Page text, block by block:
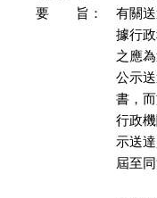
要 旨：
有關
據行
之應
公示
書，
行政
示送
屆至